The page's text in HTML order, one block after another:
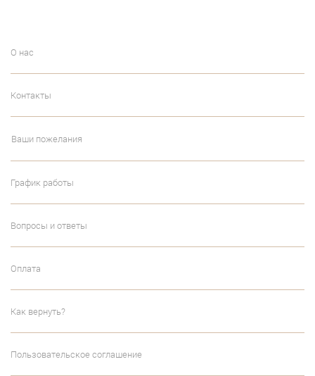
О нас
Контакты
Ваши пожелания
График работы
Вопросы и ответы
Оплата
Как вернуть?
Пользовательское соглашение